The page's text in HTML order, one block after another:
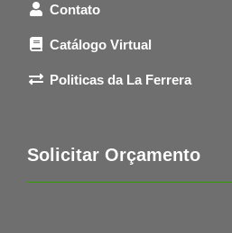
Contato
Catálogo Virtual
Politicas da La Ferrera
Solicitar Orçamento